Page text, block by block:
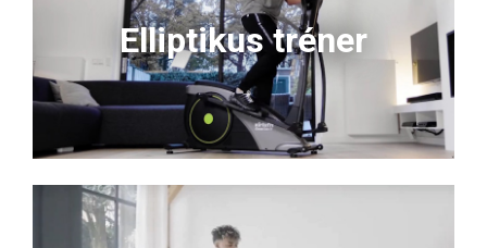
Elliptikus tréner